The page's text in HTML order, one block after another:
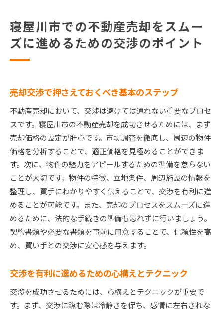
寝屋川市での不動産売却をスムー
ズに進めるための交渉のポイント
売却交渉で押さえておくべき基本のステップ
不動産売却において、交渉は避けては通れない重要なプロセ
スです。寝屋川市の不動産売却を成功させるためには、まず
売却価格の設定が肝心です。市場調査を徹底し、周辺の物件
価格を分析することで、適正価格を見極めることができま
す。次に、物件の魅力をアピールするための準備を怠らない
ことが大切です。物件の特徴、立地条件、周辺施設の情報を
整理し、買手にわかりやすく伝えることで、交渉を有利に進
めることが可能です。また、売却のプロセスをスムーズに進
めるために、法的な手続きの準備も忘れずに行いましょう。
契約書類や必要な書類を事前に用意することで、信頼性を高
め、買い手との交渉に安心感を与えます。
交渉を有利に進めるための心構えとテクニック
交渉を成功させるためには、心構えとテクニックが重要で
す。まず、交渉に臨む際は冷静さを保ち、感情に左右されな